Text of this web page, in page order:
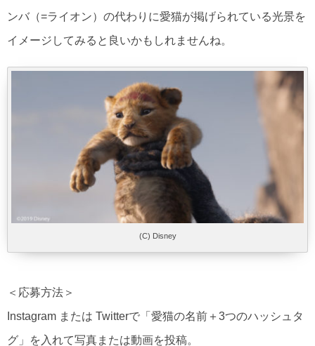
ンバ（=ライオン）の代わりに愛猫が掲げられている光景を
イメージしてみると良いかもしれませんね。
(C) Disney
＜応募方法＞
Instagram または Twitterで「愛猫の名前＋3つのハッシュタ
グ」を入れて写真または動画を投稿。